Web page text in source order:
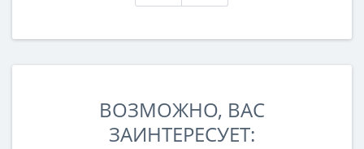
ВОЗМОЖНО, ВАС
ЗАИНТЕРЕСУЕТ: